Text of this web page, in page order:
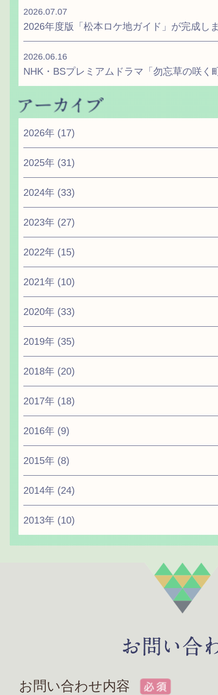
2026.07.07
2026年度版「松本ロケ地ガイド」が完成し
2026.06.16
NHK・BSプレミアムドラマ「勿忘草の咲く
2026年 (17)
2025年 (31)
2024年 (33)
2023年 (27)
2022年 (15)
2021年 (10)
2020年 (33)
2019年 (35)
2018年 (20)
2017年 (18)
2016年 (9)
2015年 (8)
2014年 (24)
2013年 (10)
お問い合わせ内容